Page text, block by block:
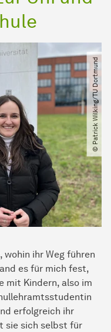
© Patrick Wilking​/​TU Dortmund
ihr Weg führen
es für mich fest,
mit Kindern, also im
erfolgreich ihr
sie sich selbst für